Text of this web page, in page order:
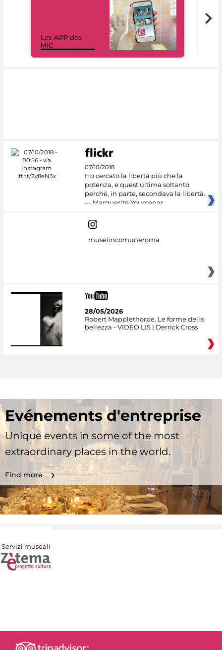
Les APP des
MiC
07/10/2018
Ho cercato la libertà più che la
potenza, e quest'ultima soltanto
perché, in parte, secondava la libertà.
— Marguerite Yourcenar
museiincomuneroma
28/05/2026
Robert Mapplethorpe. Le forme della
bellezza - VIDEO LIS | Derrick Cross
Evénements d'entreprise
Unique events in some of the most
extraordinary places in the world.
Find more
Servizi museali